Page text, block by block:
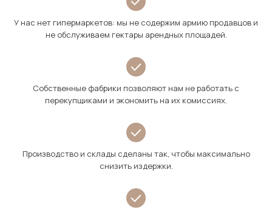
У нас нет гипермаркетов: мы не содержим армию продавцов и
не обслуживаем гектары арендных площадей.
Собственные фабрики позволяют нам не работать с
перекупщиками и экономить на их комиссиях.
Производство и склады сделаны так, чтобы максимально
снизить издержки.